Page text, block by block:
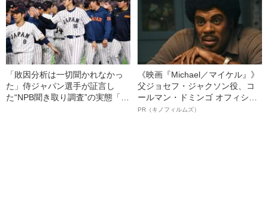
「敗因分析は一切聞かれなかっ
た」侍ジャパン選手が証言し
た“NPB聞き取り調査”の実態「選
《映画『Michael／マイケル』》
父ジョセフ・ジャクソン役、コ
ールマン・ドミンゴ オフィシャ
ルインタビュー“観客を魅了した
PR（キノフィルムズ）